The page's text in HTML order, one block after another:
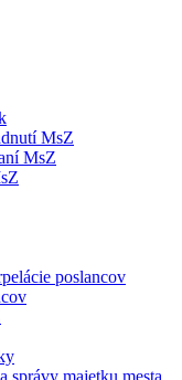
MsZ
MsZ
poslancov
správy majetku mesta